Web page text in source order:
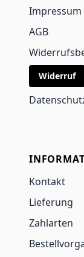
Impressum
AGB
Widerruf
Kontakt
Lieferung
Zahlarten